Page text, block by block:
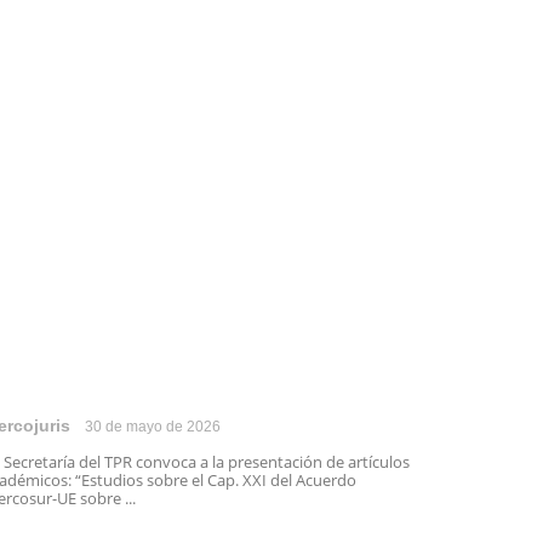
30 de mayo de 2026
Secretaría del TPR convoca a la presentación de artículos
“Estudios sobre el Cap. XXI del Acuerdo
UE sobre ...